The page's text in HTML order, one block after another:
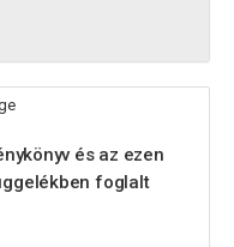
és az ezen
foglalt